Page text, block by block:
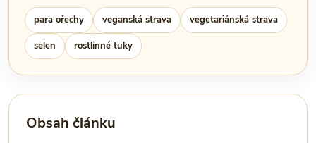
para ořechy veganská strava vegetariánská strava
selen rostlinné tuky
Obsah článku